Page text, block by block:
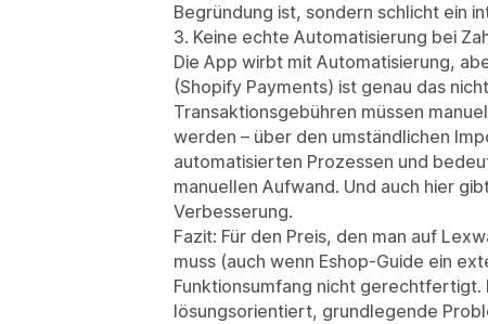
Begründung ist, sondern schlicht ein
3. Keine echte Automatisierung bei
Die App wirbt mit Automatisierung,
(Shopify Payments) ist genau das
Transaktionsgebühren müssen
werden – über den umständlichen
automatisierten Prozessen und
manuellen Aufwand. Und auch hier
Verbesserung.
Fazit: Für den Preis, den man auf
muss (auch wenn Eshop-Guide ein
Funktionsumfang nicht gerechtfertigt.
lösungsorientiert, grundlegende